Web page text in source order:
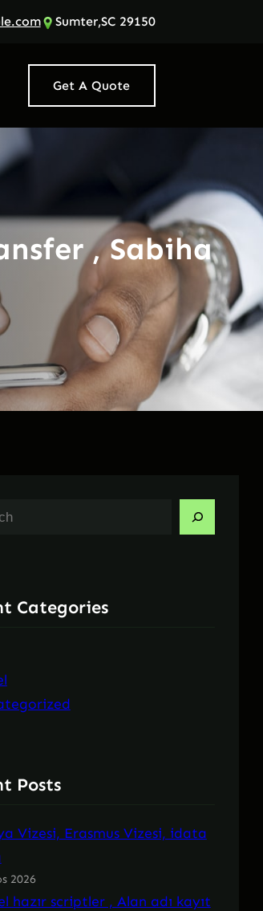
Sumter,SC 29150
Get A Quote
, Sabiha
Categories
Posts
Vizesi, Erasmus Vizesi, idata
2026
hazır scriptler , Alan adı kayıt